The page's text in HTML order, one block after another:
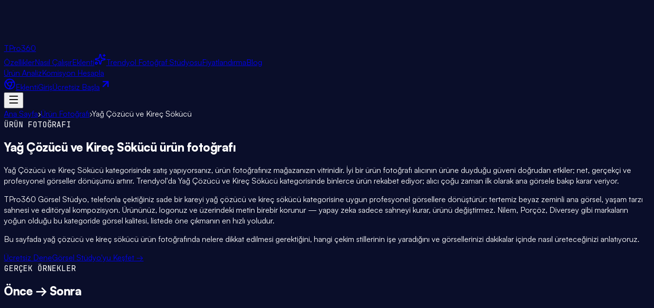
TPro360
ÖzelliklerNasıl ÇalışırEklenti Trendyol Fotoğraf StüdyosuFiyatlandırmaBlog
Ürün AnalizKomisyon Hesapla
EklentiGirişÜcretsiz Başla
Ana Sayfa›Ürün Fotoğrafı›Yağ Çözücü ve Kireç Sökücü
ÜRÜN FOTOĞRAFI
Yağ Çözücü ve Kireç Sökücü ürün fotoğrafı
Yağ Çözücü ve Kireç Sökücü kategorisinde satış yapıyorsanız, ürün fotoğrafınız mağazanızın vitrinidir. İyi bir ürün fotoğrafı alıcının ürüne duyduğu güveni doğrudan etkiler; net, gerçekçi ve
profesyonel görseller dönüşümü artırır. Trendyol'da Yağ Çözücü ve Kireç Sökücü kategorisinde binlerce ürün rekabet ediyor; alıcı çoğu zaman ilk olarak ana görsele bakıp karar veriyor.
TPro360 Görsel Stüdyo, telefonla çektiğiniz sade bir kareyi yağ çözücü ve kireç sökücü kategorisine uygun profesyonel görsellere dönüştürür: tertemiz beyaz zeminli ana görsel, yaşam tarzı
sahnesi ve editöryal kompozisyon. Ürününüz, logonuz ve üzerindeki metin birebir korunur — yapay zeka sadece sahneyi kurar, ürünü değiştirmez. Nilem, Porçöz, Diversey gibi markaların
yoğun olduğu bu kategoride görsel kalitesi, listede öne çıkmanın en hızlı yoludur.
Bu sayfada yağ çözücü ve kireç sökücü ürün fotoğrafında nelere dikkat edilmesi gerektiğini, hangi çekim stillerinin işe yaradığını ve görsellerinizi dakikalar içinde nasıl üreteceğinizi anlatıyoruz.
Ücretsiz DeneGörsel Stüdyo'yu Keşfet →
GERÇEK ÖRNEKLER
Önce → Sonra